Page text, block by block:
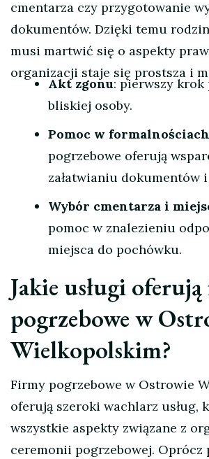
cmentarza czy przygotowanie
dokumentów. Dzięki temu
musi martwić się o aspekty
organizacji staje się prostsza i
Akt zgonu: pierwszy krok
bliskiej osoby.
Pomoc w formalnościach
pogrzebowe oferują
załatwianiu dokumentów
Wybór cmentarza i
pomoc w znalezieniu
miejsca do pochówku.
Jakie usługi
pogrzebowe w
Wielkopolskim?
Firmy pogrzebowe w Ostrowie
oferują szeroki wachlarz usług,
wszystkie aspekty związane z
ceremonii pogrzebowej. Oprócz